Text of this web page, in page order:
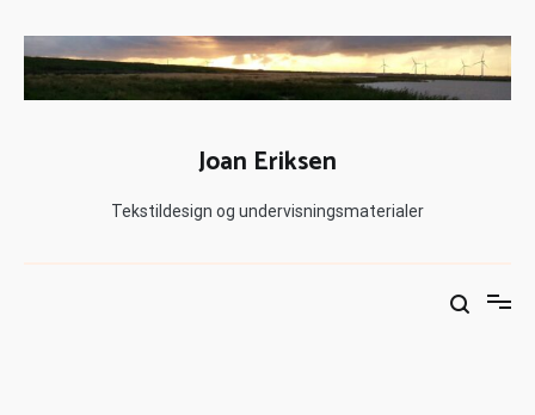
Joan Eriksen
Tekstildesign og undervisningsmaterialer